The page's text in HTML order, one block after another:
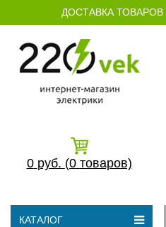
ДОСТАВКА
0 руб. (0 товаров)
КАТАЛОГ